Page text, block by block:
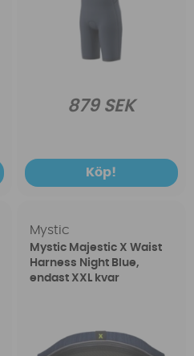
879 SEK
Köp!
Mystic
Mystic Majestic X Waist
Harness Night Blue,
endast XXL kvar